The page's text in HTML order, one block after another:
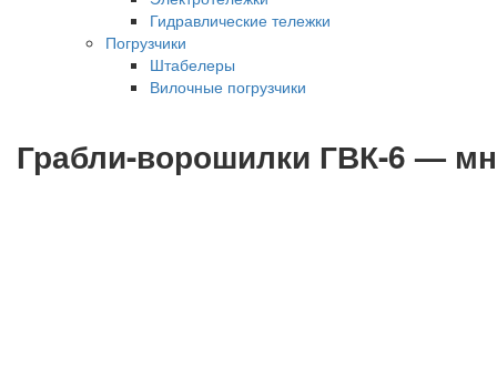
Гидравлические тележки
Погрузчики
Штабелеры
Вилочные погрузчики
Грабли-ворошилки ГВК-6 —